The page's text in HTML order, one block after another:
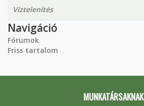
Víztelenítés
Navigáció
Fórumok
Friss tartalom
MUNKATÁRSAKNAK